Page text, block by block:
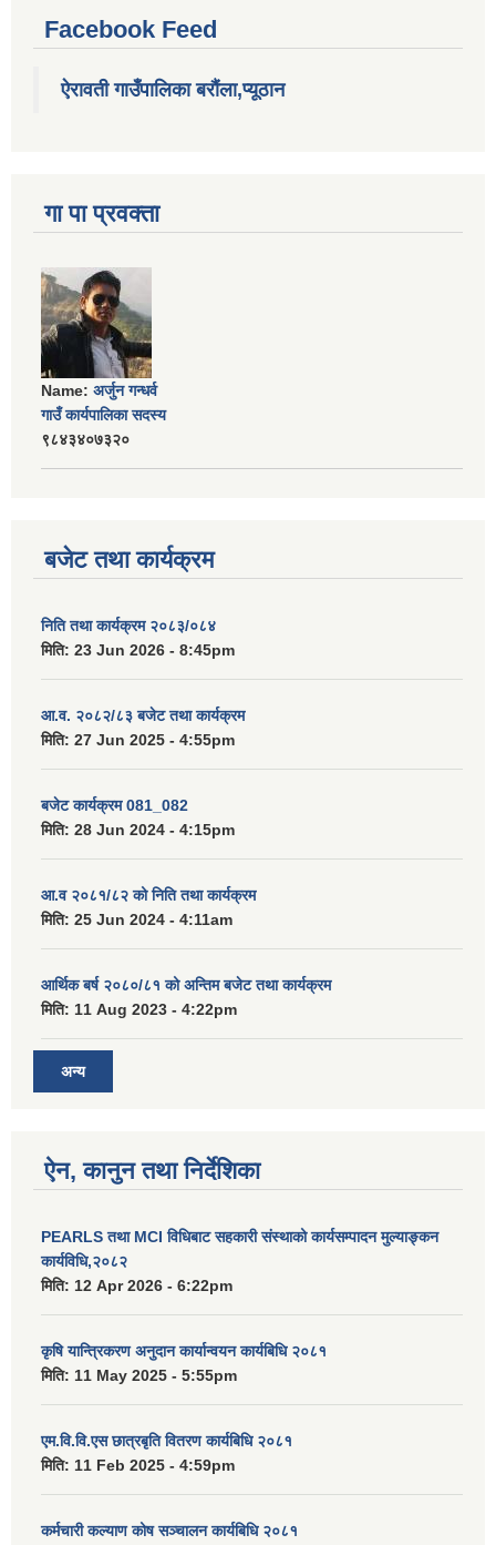
Facebook Feed
ऐरावती गाउँपालिका बरौंला,प्यूठान
गा पा प्रवक्ता
Name: अर्जुन गन्धर्व
गाउँ कार्यपालिका सदस्य
९८४३४०७३२०
बजेट तथा कार्यक्रम
निति तथा कार्यक्रम २०८३/०८४
मिति: 23 Jun 2026 - 8:45pm
आ.व. २०८२/८३ बजेट तथा कार्यक्रम
मिति: 27 Jun 2025 - 4:55pm
बजेट कार्यक्रम 081_082
मिति: 28 Jun 2024 - 4:15pm
आ.व २०८१/८२ को निति तथा कार्यक्रम
मिति: 25 Jun 2024 - 4:11am
आर्थिक बर्ष २०८०/८१ को अन्तिम बजेट तथा कार्यक्रम
मिति: 11 Aug 2023 - 4:22pm
अन्य
ऐन, कानुन तथा निर्देशिका
PEARLS तथा MCI विधिबाट सहकारी संस्थाको कार्यसम्पादन मुल्याङ्कन
कार्यविधि,२०८२
मिति: 12 Apr 2026 - 6:22pm
कृषि यान्त्रिकरण अनुदान कार्यान्वयन कार्यबिधि २०८१
मिति: 11 May 2025 - 5:55pm
एम.वि.वि.एस छात्रबृति वितरण कार्यबिधि २०८१
मिति: 11 Feb 2025 - 4:59pm
कर्मचारी कल्याण कोष सञ्चालन कार्यबिधि २०८१